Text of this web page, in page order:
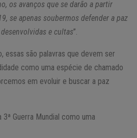
os avanços que se darão a partir
se apenas soubermos defender a paz
e cultas”.
essas são palavras que devem ser
como uma espécie de chamado
em evoluir e buscar a paz
Guerra Mundial como uma